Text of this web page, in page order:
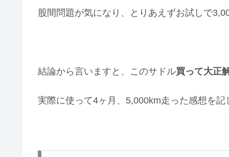
股間問題が気になり、とりあえずお試しで
結論から言いますと、このサドル買って大正
実際に使って4ヶ月、5,000km走った感想を記